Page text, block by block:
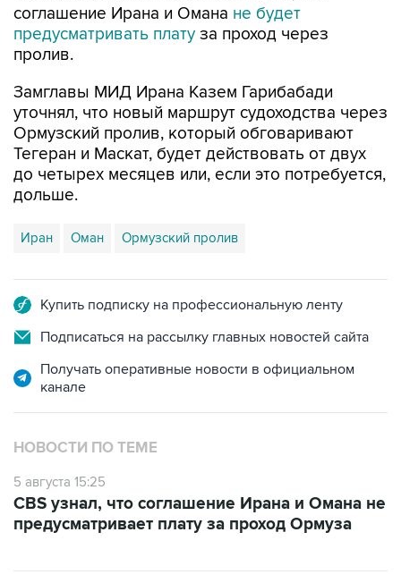
пролив.
Замглавы МИД Ирана Казем Гарибабади
Ормузский пролив, который обговаривают
Тегеран и Маскат, будет действовать от двух
до четырех месяцев или, если это потребуется,
дольше.
Иран Оман
Подписаться на рассылку главных новостей сайта
Получать оперативные новости в официальном
НОВОСТИ ПО ТЕМЕ
5 августа 15:25
предусматривает плату за проход Ормуза